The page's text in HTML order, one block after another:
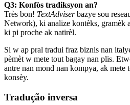
Q3: Konfòs tradiksyon an?
Très bon! TextAdviserbazye sou
Network), ki analize kontèks, gramèk
ki pi proche ak natirèl.
Si w ap pral tradui fraz biznis nan
pèmèt w mete tout bagay nan plis.
antre nan mond nan kompya, ak mete
konsèy.
Tradução inversa